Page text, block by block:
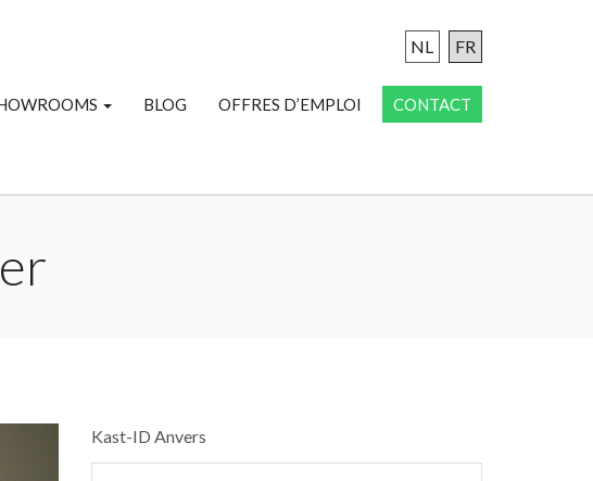
BLOG OFFRES D’EMPLOI CONTACT
NL FR
Kast-ID Anvers